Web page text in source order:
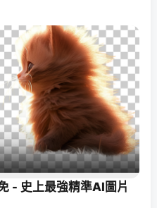
史上最強精準AI圖片